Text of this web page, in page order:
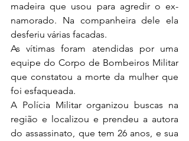
madeira que usou para agredir o ex-
namorado. Na companheira dele ela
desferiu várias facadas.
As vítimas foram atendidas por uma
equipe do Corpo de Bombeiros Militar
que constatou a morte da mulher que
foi esfaqueada.
A Polícia Militar organizou buscas na
região e localizou e prendeu a autora
do assassinato, que tem 26 anos, e sua